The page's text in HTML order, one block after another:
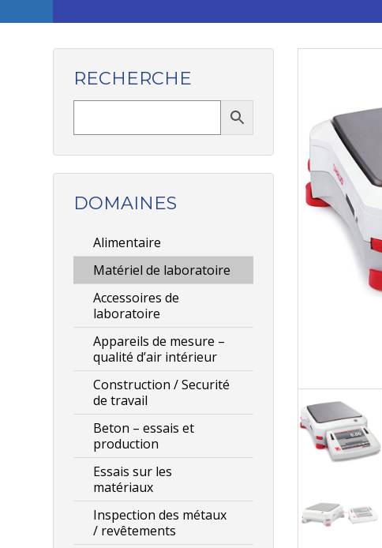
RECHERCHE
DOMAINES
Alimentaire
Matériel de laboratoire
Accessoires de
laboratoire
Appareils de mesure –
qualité d’air intérieur
Construction / Securité
de travail
Beton – essais et
production
Essais sur les
matériaux
Inspection des métaux
/ revêtements